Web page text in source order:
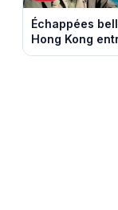
Échappées
Hong Kong
gratte-ciel et